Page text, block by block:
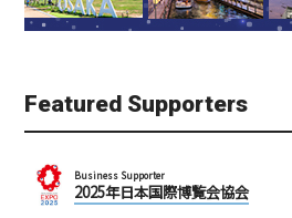
Featured Supporters
Business Supporter
2025年日本国際博覧会協会